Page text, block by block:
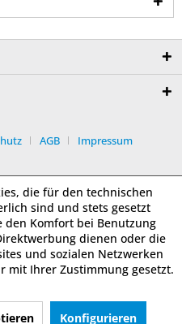
AGB Impressum
die für den technischen
sind und stets gesetzt
den Komfort bei Benutzung
dienen oder die
und sozialen Netzwerken
mit Ihrer Zustimmung gesetzt.
Konfigurieren